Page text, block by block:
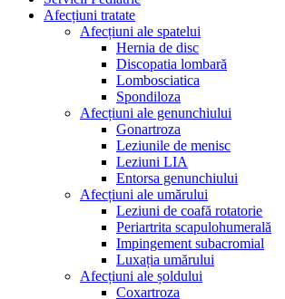
Afecțiuni tratate
Afecțiuni ale spatelui
Hernia de disc
Discopatia lombară
Lombosciatica
Spondiloza
Afecțiuni ale genunchiului
Gonartroza
Leziunile de menisc
Leziuni LIA
Entorsa genunchiului
Afecțiuni ale umărului
Leziuni de coafă rotatorie
Periartrita scapulohumerală
Impingement subacromial
Luxația umărului
Afecțiuni ale șoldului
Coxartroza